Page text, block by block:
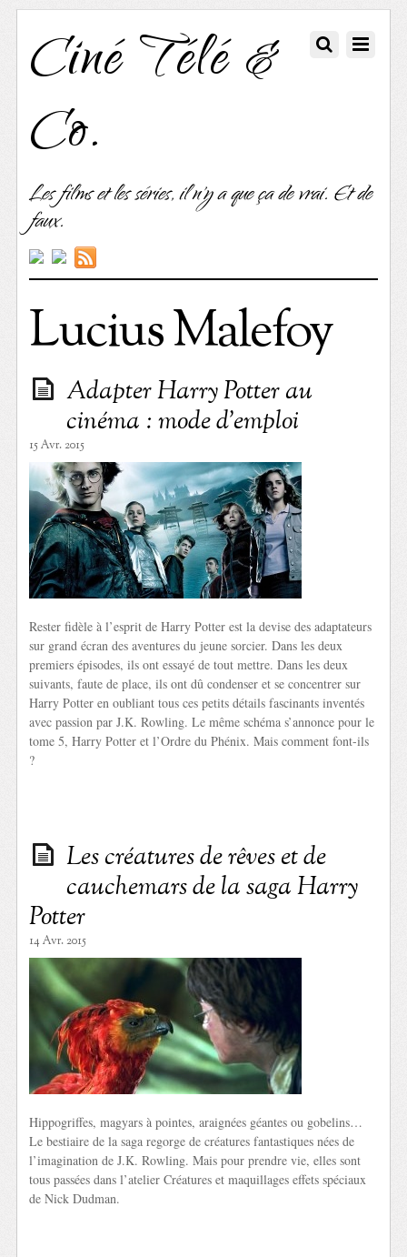
Ciné Télé &
Co.
Les films et les séries, il n'y a que ça de vrai. Et de
faux.
Lucius Malefoy
Adapter Harry Potter au
cinéma : mode d’emploi
15 Avr. 2015
Rester fidèle à l’esprit de Harry Potter est la devise des adaptateurs
sur grand écran des aventures du jeune sorcier. Dans les deux
premiers épisodes, ils ont essayé de tout mettre. Dans les deux
suivants, faute de place, ils ont dû condenser et se concentrer sur
Harry Potter en oubliant tous ces petits détails fascinants inventés
avec passion par J.K. Rowling. Le même schéma s’annonce pour le
tome 5, Harry Potter et l’Ordre du Phénix. Mais comment font-ils
?
Les créatures de rêves et de
cauchemars de la saga Harry
Potter
14 Avr. 2015
Hippogriffes, magyars à pointes, araignées géantes ou gobelins…
Le bestiaire de la saga regorge de créatures fantastiques nées de
l’imagination de J.K. Rowling. Mais pour prendre vie, elles sont
tous passées dans l’atelier Créatures et maquillages effets spéciaux
de Nick Dudman.